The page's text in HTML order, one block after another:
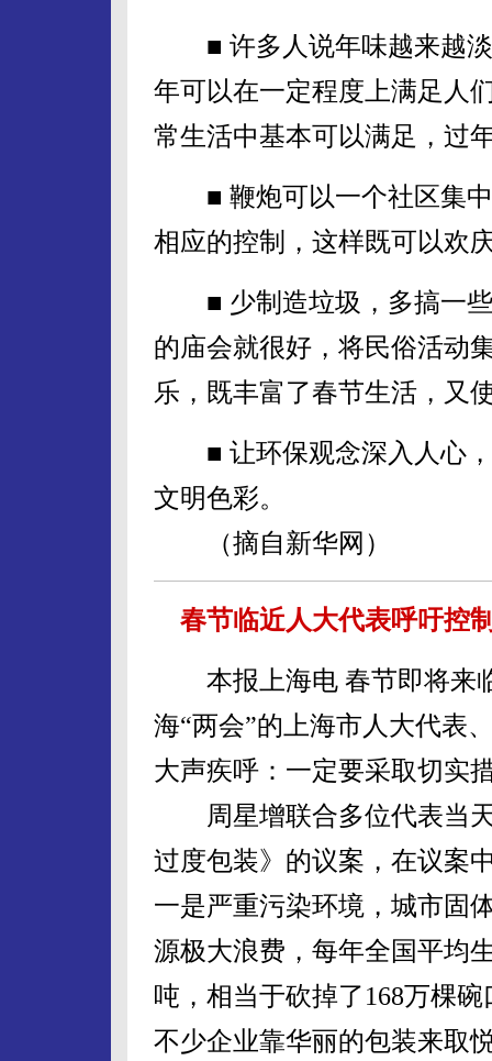
■ 许多人说年味越来越淡
年可以在一定程度上满足人
常生活中基本可以满足，过
■ 鞭炮可以一个社区集中
相应的控制，这样既可以欢
■ 少制造垃圾，多搞一些
的庙会就很好，将民俗活动
乐，既丰富了春节生活，又
■ 让环保观念深入人心，
文明色彩。
（摘自新华网）
春节临近人大代表呼吁控
本报上海电 春节即将来
海“两会”的上海市人大代表
大声疾呼：一定要采取切实
周星增联合多位代表当天
过度包装》的议案，在议案
一是严重污染环境，城市固
源极大浪费，每年全国平均
吨，相当于砍掉了168万棵
不少企业靠华丽的包装来取